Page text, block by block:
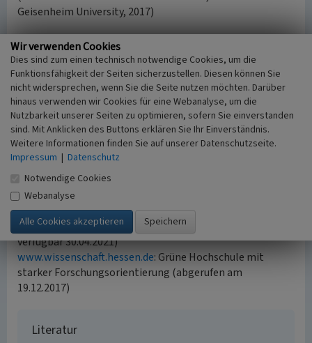
Geisenheim University, 2017)
Internet
de.wikipedia.org : Hochschule Geisenheim University
(abgerufen am 19.12.2017)
de.wikipedia.org: Heinrich Eduard von Lade (abgerufen am
19.12.2017)
de.wikipedia.org: Herrmann Müller-Thurgau (abgerufen
am 19.12.2017)
www.ferdinand-heide.de: Campus Hochschule Geisenheim
University, Geisenheim (abgerufen am 19.12.2017, Inhalt
nicht mehr verfügbar 30.04.2021)
www.hs-geisenheim.de
Forschungsstandort Geisenheim – ein historischer
Rückblick (abgerufen am 19.12.2017, Inhalt nicht mehr
verfügbar 30.04.2021)
www.wissenschaft.hessen.de: Grüne Hochschule mit
starker Forschungsorientierung (abgerufen am
19.12.2017)
Literatur
Wir verwenden Cookies
Dies sind zum einen technisch notwendige Cookies, um die
Funktionsfähigkeit der Seiten sicherzustellen. Diesen können Sie
nicht widersprechen, wenn Sie die Seite nutzen möchten. Darüber
hinaus verwenden wir Cookies für eine Webanalyse, um die
Nutzbarkeit unserer Seiten zu optimieren, sofern Sie einverstanden
sind. Mit Anklicken des Buttons erklären Sie Ihr Einverständnis.
Weitere Informationen finden Sie auf unserer Datenschutzseite.
Impressum | Datenschutz
Notwendige Cookies
Webanalyse